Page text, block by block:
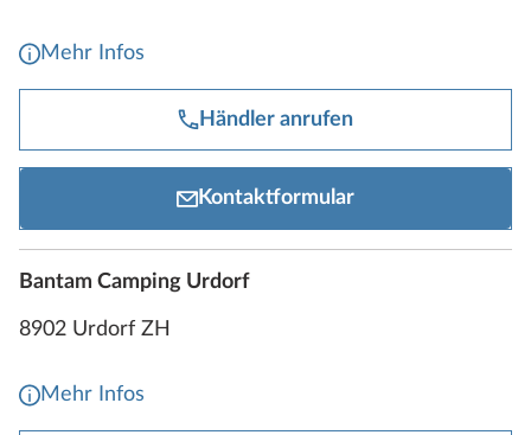
Mehr Infos
Händler anrufen
Kontaktformular
Bantam Camping Urdorf
8902 Urdorf ZH
Mehr Infos